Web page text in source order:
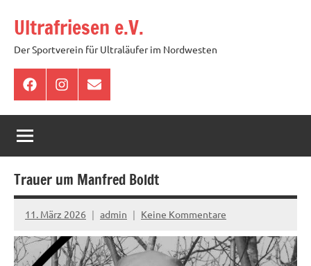
Inhalt
springen
Ultrafriesen e.V.
Der Sportverein für Ultraläufer im Nordwesten
FacebookInstagram
E-
Mail
Trauer um Manfred Boldt
11. März 2026 admin Keine Kommentare